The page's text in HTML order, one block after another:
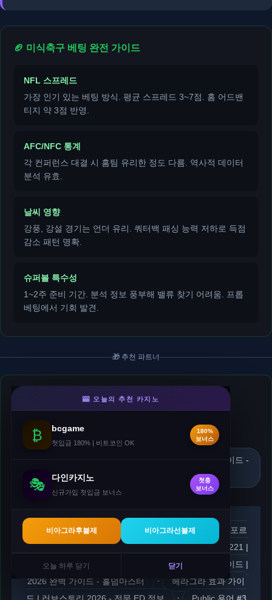
🏈 미식축구 베팅 완전 가이드
NFL 스프레드
가장 인기 있는 베팅 방식. 평균 스프레드 3~7점. 홈 어드밴
티지 약 3점 반영.
AFC/NFC 통계
각 컨퍼런스 대결 시 홈팀 유리한 정도 다름. 역사적 데이터
분석 유효.
날씨 영향
강풍, 강설 경기는 언더 유리. 쿼터백 패싱 능력 저하로 득점
감소 패턴 명확.
슈퍼볼 특수성
1~2주 준비 기간. 분석 정보 풍부해 밸류 찾기 어려움. 프롭
베팅에서 기회 발견.
🎁 추천 파트너
크레이지슬롯 - 슬롯
매일 첫입금 15%(최대50만) · 두번째입금 10% 추가.
🎁 매일 첫입금 15%
드리쿠스 뒤 플레시스 베팅 완벽 가이드 | 2026 완벽 가이드 -
홀덤마스터
Anseong Insurance Clinic | 러브스토리 ·
30대 포르
·
블랙잭 팁 #221 |
2026 완벽 가이드 - 홀덤마스터
Vikings 완벽 가이드 |
2026 완벽 가이드 - 홀덤마스터
·
헤라그라 효과 가이
·
🎰 오늘의 추천 카지노
₿ bcgame
첫입금 180% | 비트코인 OK
180%
보너스
🎭 다인카지노
신규가입 첫입금 보너스
첫충
보너스
비아그라후불제 비아그라선불제
오늘 하루 닫기 닫기